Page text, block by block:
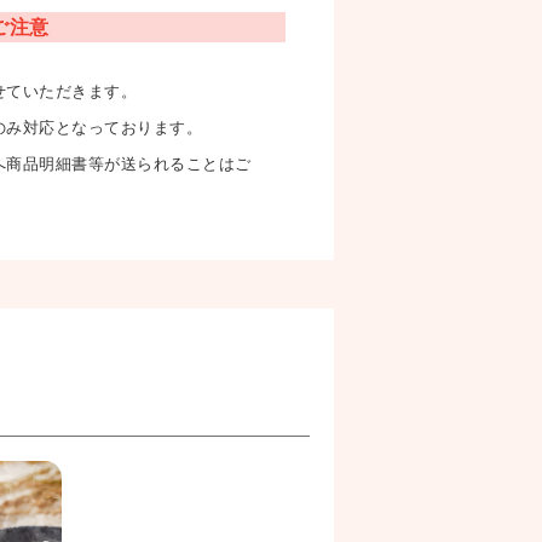
注意
いただきます。
対応となっております。
品明細書等が送られることはご